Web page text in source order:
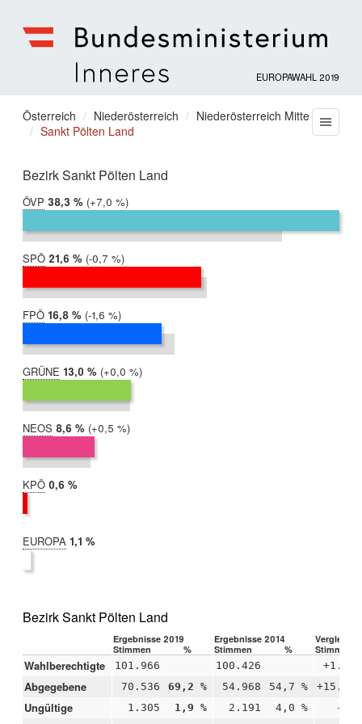
für
Inneres
EUROPAWAHL 2019
Sie
befinden
hier:
Österreich Niederösterreich
Niederösterreich Mitte
Sankt Pölten Land
Bezirk Sankt Pölten Land
ÖVP 2019:
38,3 %
2014:
31,3 %
Differenz:
+7,0 %
SPÖ 2019:
21,6 %
2014:
22,3 %
Differenz:
-0,7 %
FPÖ 2019:
16,8 %
2014:
18,3 %
Differenz:
-1,6 %
GRÜNE 2019:
13,0 %
2014:
13,0 %
Differenz:
+0,0 %
NEOS 2019:
8,6 %
2014:
8,2 %
Differenz:
+0,5 %
KPÖ 2019:
0,6 %
EUROPA 2019:
1,1 %
Bezirk Sankt Pölten Land
Ergebnisse 2019 Ergebnisse 2014
Vergleich
Stimmen
% Stimmen % Stimmen
Wahlberechtigte 101.966 100.426 +1.540
Abgegebene 70.536 69,2 % 54.968 54,7 % +15.568
Ungültige 1.305 1,9 % 2.191 4,0 % -886